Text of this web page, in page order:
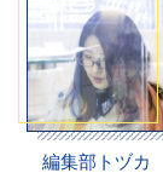
編集部トヅカ